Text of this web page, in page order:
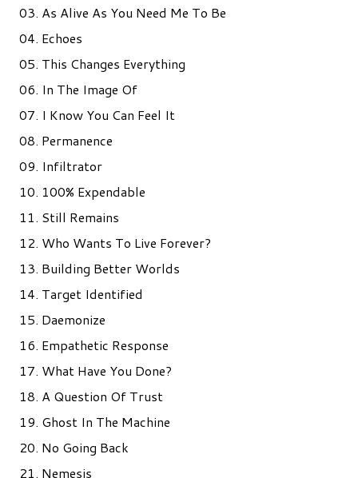
03. As Alive As You Need Me To Be
04. Echoes
05. This Changes Everything
06. In The Image Of
07. I Know You Can Feel It
08. Permanence
09. Infiltrator
10. 100% Expendable
11. Still Remains
12. Who Wants To Live Forever?
13. Building Better Worlds
14. Target Identified
15. Daemonize
16. Empathetic Response
17. What Have You Done?
18. A Question Of Trust
19. Ghost In The Machine
20. No Going Back
21. Nemesis